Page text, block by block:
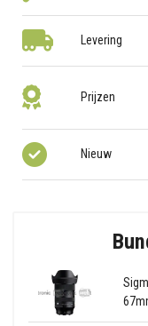
Levering
Prijzen
Nieuw